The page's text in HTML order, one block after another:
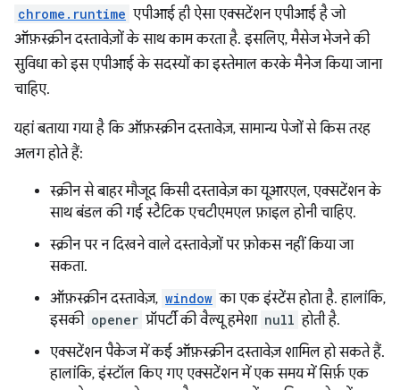
chrome.runtime एपीआई ही ऐसा एक्सटेंशन एपीआई है जो
ऑफ़स्क्रीन दस्तावेज़ों के साथ काम करता है. इसलिए, मैसेज भेजने की
सुविधा को इस एपीआई के सदस्यों का इस्तेमाल करके मैनेज किया जाना
चाहिए.
यहां बताया गया है कि ऑफ़स्क्रीन दस्तावेज़, सामान्य पेजों से किस तरह
अलग होते हैं:
स्क्रीन से बाहर मौजूद किसी दस्तावेज़ का यूआरएल, एक्सटेंशन के
साथ बंडल की गई स्टैटिक एचटीएमएल फ़ाइल होनी चाहिए.
स्क्रीन पर न दिखने वाले दस्तावेज़ों पर फ़ोकस नहीं किया जा
सकता.
ऑफ़स्क्रीन दस्तावेज़, window का एक इंस्टेंस होता है. हालांकि,
इसकी opener प्रॉपर्टी की वैल्यू हमेशा null होती है.
एक्सटेंशन पैकेज में कई ऑफ़स्क्रीन दस्तावेज़ शामिल हो सकते हैं.
हालांकि, इंस्टॉल किए गए एक्सटेंशन में एक समय में सिर्फ़ एक